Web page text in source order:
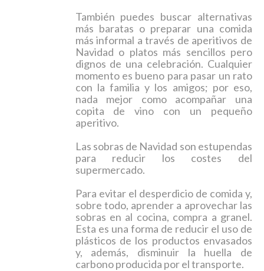
También puedes buscar alternativas
más baratas o preparar una comida
más informal a través de aperitivos de
Navidad o platos más sencillos pero
dignos de una celebración. Cualquier
momento es bueno para pasar un rato
con la familia y los amigos; por eso,
nada mejor como acompañar una
copita de vino con un pequeño
aperitivo.
Las sobras de Navidad son estupendas
para reducir los costes del
supermercado.
Para evitar el desperdicio de comida y,
sobre todo, aprender a aprovechar las
sobras en al cocina, compra a granel.
Esta es una forma de reducir el uso de
plásticos de los productos envasados
y, además, disminuir la huella de
carbono producida por el transporte.